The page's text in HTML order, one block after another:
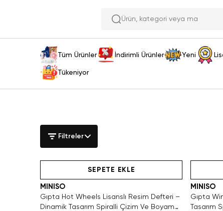
Ürün,
Tüm Ürünler İndirimli Ürünler Yeni
Tükeniyor
Filtreler
SEPETE EKLE
MINISO
Gıpta Hot Wheels Lisanslı Resim Defteri –
Dinamik Tasarım Spiralli Çizim Ve Boyama
MINISO
Gıpta